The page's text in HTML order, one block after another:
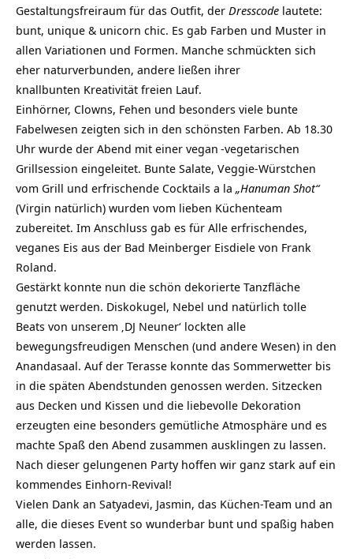
Gestaltungsfreiraum für das Outfit, der Dresscode lautete:
bunt, unique & unicorn chic. Es gab Farben und Muster in
allen Variationen und Formen. Manche schmückten sich
eher naturverbunden, andere ließen ihrer
knallbunten Kreativität freien Lauf.
Einhörner, Clowns, Fehen und besonders viele bunte
Fabelwesen zeigten sich in den schönsten Farben. Ab 18.30
Uhr wurde der Abend mit einer vegan -vegetarischen
Grillsession eingeleitet. Bunte Salate, Veggie-Würstchen
vom Grill und erfrischende Cocktails a la „Hanuman Shot“
(Virgin natürlich) wurden vom lieben Küchenteam
zubereitet. Im Anschluss gab es für Alle erfrischendes,
veganes Eis aus der Bad Meinberger Eisdiele von Frank
Roland.
Gestärkt konnte nun die schön dekorierte Tanzfläche
genutzt werden. Diskokugel, Nebel und natürlich tolle
Beats von unserem ‚DJ Neuner‘ lockten alle
bewegungsfreudigen Menschen (und andere Wesen) in den
Anandasaal. Auf der Terasse konnte das Sommerwetter bis
in die späten Abendstunden genossen werden. Sitzecken
aus Decken und Kissen und die liebevolle Dekoration
erzeugten eine besonders gemütliche Atmosphäre und es
machte Spaß den Abend zusammen ausklingen zu lassen.
Nach dieser gelungenen Party hoffen wir ganz stark auf ein
kommendes Einhorn-Revival!
Vielen Dank an Satyadevi, Jasmin, das Küchen-Team und an
alle, die dieses Event so wunderbar bunt und spaßig haben
werden lassen.